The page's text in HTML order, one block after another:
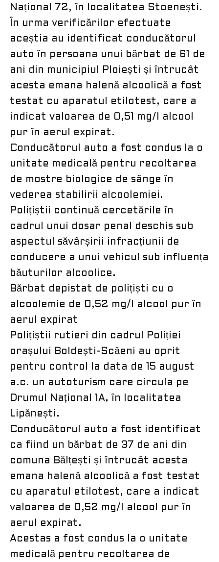
Național 72, în localitatea Stoenești.
În urma verificărilor efectuate
aceștia au identificat conducătorul
auto în persoana unui bărbat de 61 de
ani din municipiul Ploiești și întrucât
acesta emana halenă alcoolică a fost
testat cu aparatul etilotest, care a
indicat valoarea de 0,51 mg/l alcool
pur în aerul expirat.
Conducătorul auto a fost condus la o
unitate medicală pentru recoltarea
de mostre biologice de sânge în
vederea stabilirii alcoolemiei.
Polițiștii continuă cercetările în
cadrul unui dosar penal deschis sub
aspectul săvârșirii infracțiunii de
conducere a unui vehicul sub influența
băuturilor alcoolice.
Bărbat depistat de polițiști cu o
alcoolemie de 0,52 mg/l alcool pur în
aerul expirat
Polițiștii rutieri din cadrul Poliției
orașului Boldești-Scăeni au oprit
pentru control la data de 15 august
a.c. un autoturism care circula pe
Drumul Național 1A, în localitatea
Lipănești.
Conducătorul auto a fost identificat
ca fiind un bărbat de 37 de ani din
comuna Bălțești și întrucât acesta
emana halenă alcoolică a fost testat
cu aparatul etilotest, care a indicat
valoarea de 0,52 mg/l alcool pur în
aerul expirat.
Acestas a fost condus la o unitate
medicală pentru recoltarea de